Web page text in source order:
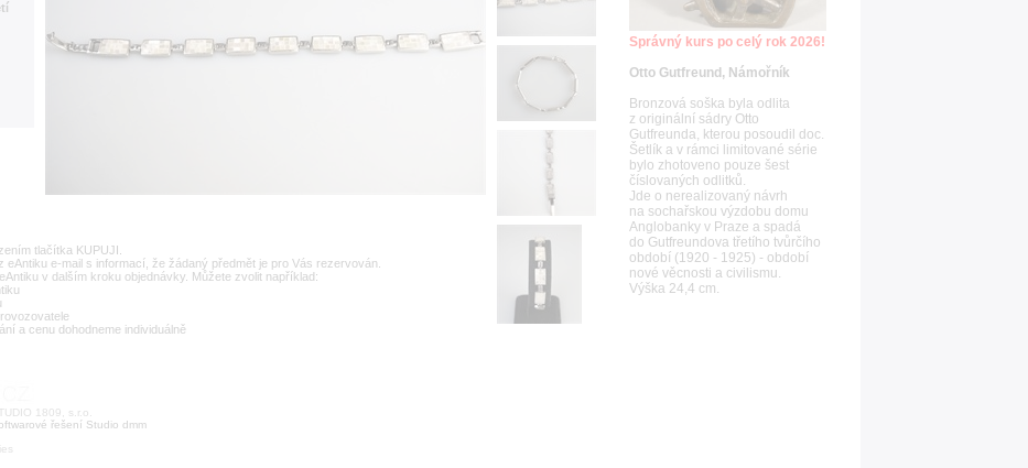
tlačítka KUPUJI.
e-mail s informací, že žádaný předmět je pro Vás rezervován.
v dalším kroku objednávky. Můžete zvolit například:
a cenu dohodneme individuálně
1809, s.r.o.
řešení Studio dmm
Správný kurs po celý rok 2026!
Otto Gutfreund, Námořník
Bronzová soška byla odlita
z originální sádry Otto
Gutfreunda, kterou posoudil doc.
Šetlík a v rámci limitované série
bylo zhotoveno pouze šest
číslovaných odlitků.
Jde o nerealizovaný návrh
na sochařskou výzdobu domu
Anglobanky v Praze a spadá
do Gutfreundova třetího tvůrčího
období (1920 - 1925) - období
nové věcnosti a civilismu.
Výška 24,4 cm.